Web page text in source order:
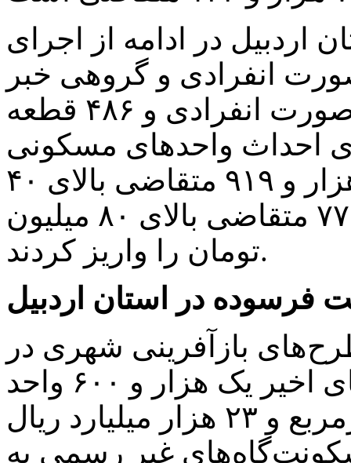
در ادامه از اجرای
ملی مسکن به ۲ صورت انفرادی و گروهی خبر
داد و گفت: ۷۹۲ قطعه زمین به صورت انفرادی و ۴۸۶ قطعه
احداث واحدهای مسکونی
اختصاص داده شده و تعداد ۲۸ هزار و ۹۱۹ متقاضی بالای ۴۰
میلیون تومان و تعداد ۲۰ هزار و ۷۷ متقاضی بالای ۸۰ میلیون
تومان را واریز کردند.
بازآفرینی شهری در
استان اردبیل گفت: در سال‌های اخیر یک هزار و ۶۰۰ واحد
مسکونی با زیربنای ۱۹۲ هزار مترمربع و ۲۳ هزار میلیارد ریال
غیر رسمی به